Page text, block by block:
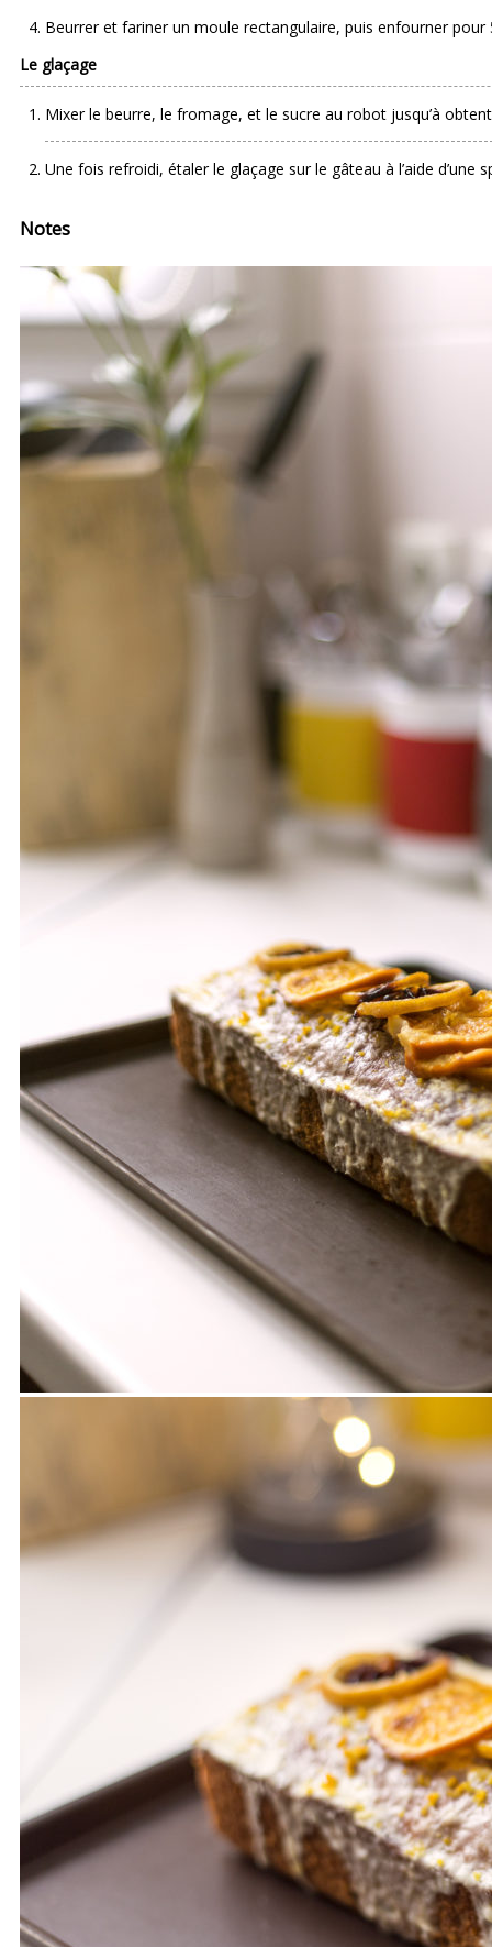
Beurrer et fariner un moule rectangulaire, puis enfourner pour
Le glaçage
Mixer le beurre, le fromage, et le sucre au robot jusqu’à
Une fois refroidi, étaler le glaçage sur le gâteau à l’aide d’une
Notes